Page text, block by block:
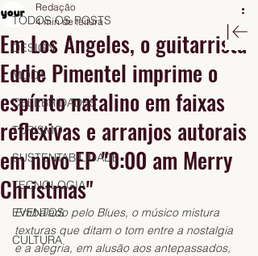
TODOS OS POSTS
DESIGN
MODA
CELEBRIDADES
TURISMO
SUSTENTABILIDADE
TECNOLOGIA
EVENTOS
CULTURA
Em Los Angeles, o guitarrista
Eddie Pimentel imprime o
espírito natalino em faixas
reflexivas e arranjos autorais
em novo EP "0:00 am Merry
Christmas"
Redação
4 min de leitura
Embalado pelo Blues, o músico mistura
texturas que ditam o tom entre a nostalgia
e a alegria, em alusão aos antepassados,